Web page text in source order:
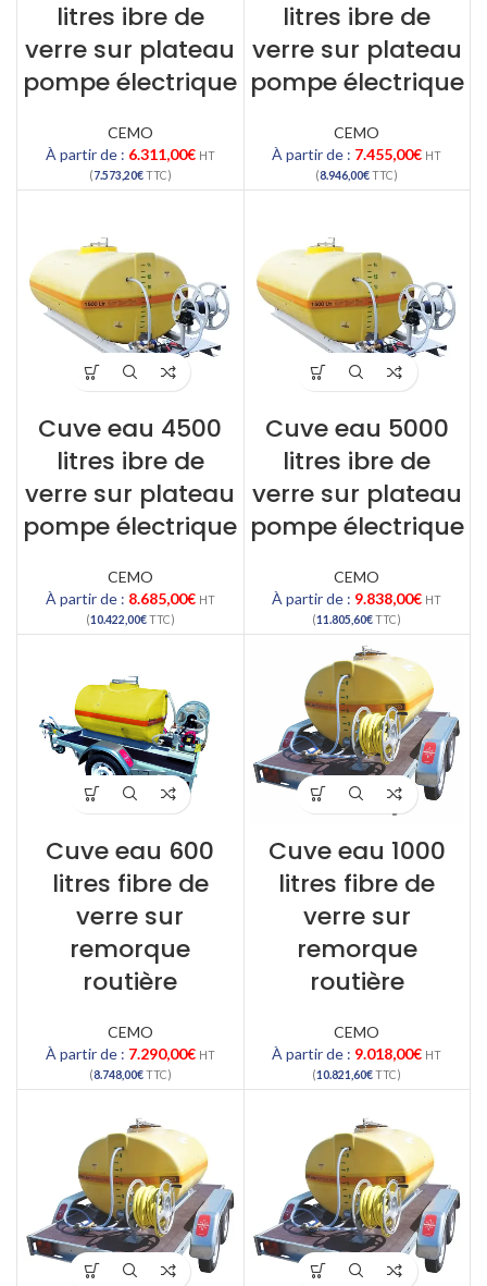
litres ibre de
verre sur plateau
pompe électrique
CEMO
À partir de : 6.311,00€ HT
(7.573,20€TTC)
litres ibre de
verre sur plateau
pompe électrique
CEMO
À partir de : 7.455,00€ HT
(8.946,00€TTC)
Cuve eau 4500
litres ibre de
verre sur plateau
pompe électrique
CEMO
À partir de : 8.685,00€ HT
(10.422,00€TTC)
Cuve eau 5000
litres ibre de
verre sur plateau
pompe électrique
CEMO
À partir de : 9.838,00€ HT
(11.805,60€TTC)
Cuve eau 600
litres fibre de
verre sur
remorque
routière
CEMO
À partir de : 7.290,00€ HT
(8.748,00€TTC)
Cuve eau 1000
litres fibre de
verre sur
remorque
routière
CEMO
À partir de : 9.018,00€ HT
(10.821,60€TTC)